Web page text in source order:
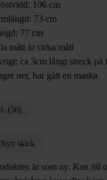
106 cm
73 cm
77 cm
mått är cirka mått
ca 3cm långt streck på
ner, har gått en maska
L (50)
Nytt skick
är som ny. Kan till